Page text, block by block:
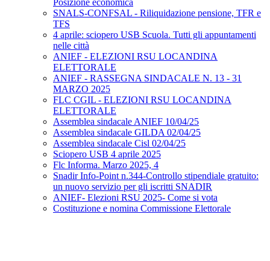
Posizione economica
SNALS-CONFSAL - Riliquidazione pensione, TFR e
TFS
4 aprile: sciopero USB Scuola. Tutti gli appuntamenti
nelle città
ANIEF - ELEZIONI RSU LOCANDINA
ELETTORALE
ANIEF - RASSEGNA SINDACALE N. 13 - 31
MARZO 2025
FLC CGIL - ELEZIONI RSU LOCANDINA
ELETTORALE
Assemblea sindacale ANIEF 10/04/25
Assemblea sindacale GILDA 02/04/25
Assemblea sindacale Cisl 02/04/25
Sciopero USB 4 aprile 2025
Flc Informa. Marzo 2025, 4
Snadir Info-Point n.344-Controllo stipendiale gratuito:
un nuovo servizio per gli iscritti SNADIR
ANIEF- Elezioni RSU 2025- Come si vota
Costituzione e nomina Commissione Elettorale